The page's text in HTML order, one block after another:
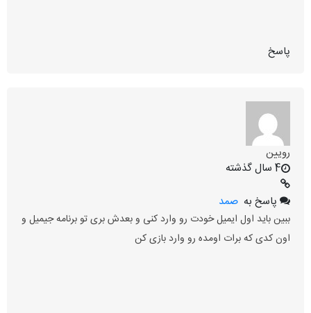
پاسخ
رویین
4 سال گذشته
پاسخ به صمد
ببین باید اول ایمیل خودت رو وارد کنی و بعدش بری تو برنامه جیمیل و
اون کدی که برات اومده رو وارد بازی کن